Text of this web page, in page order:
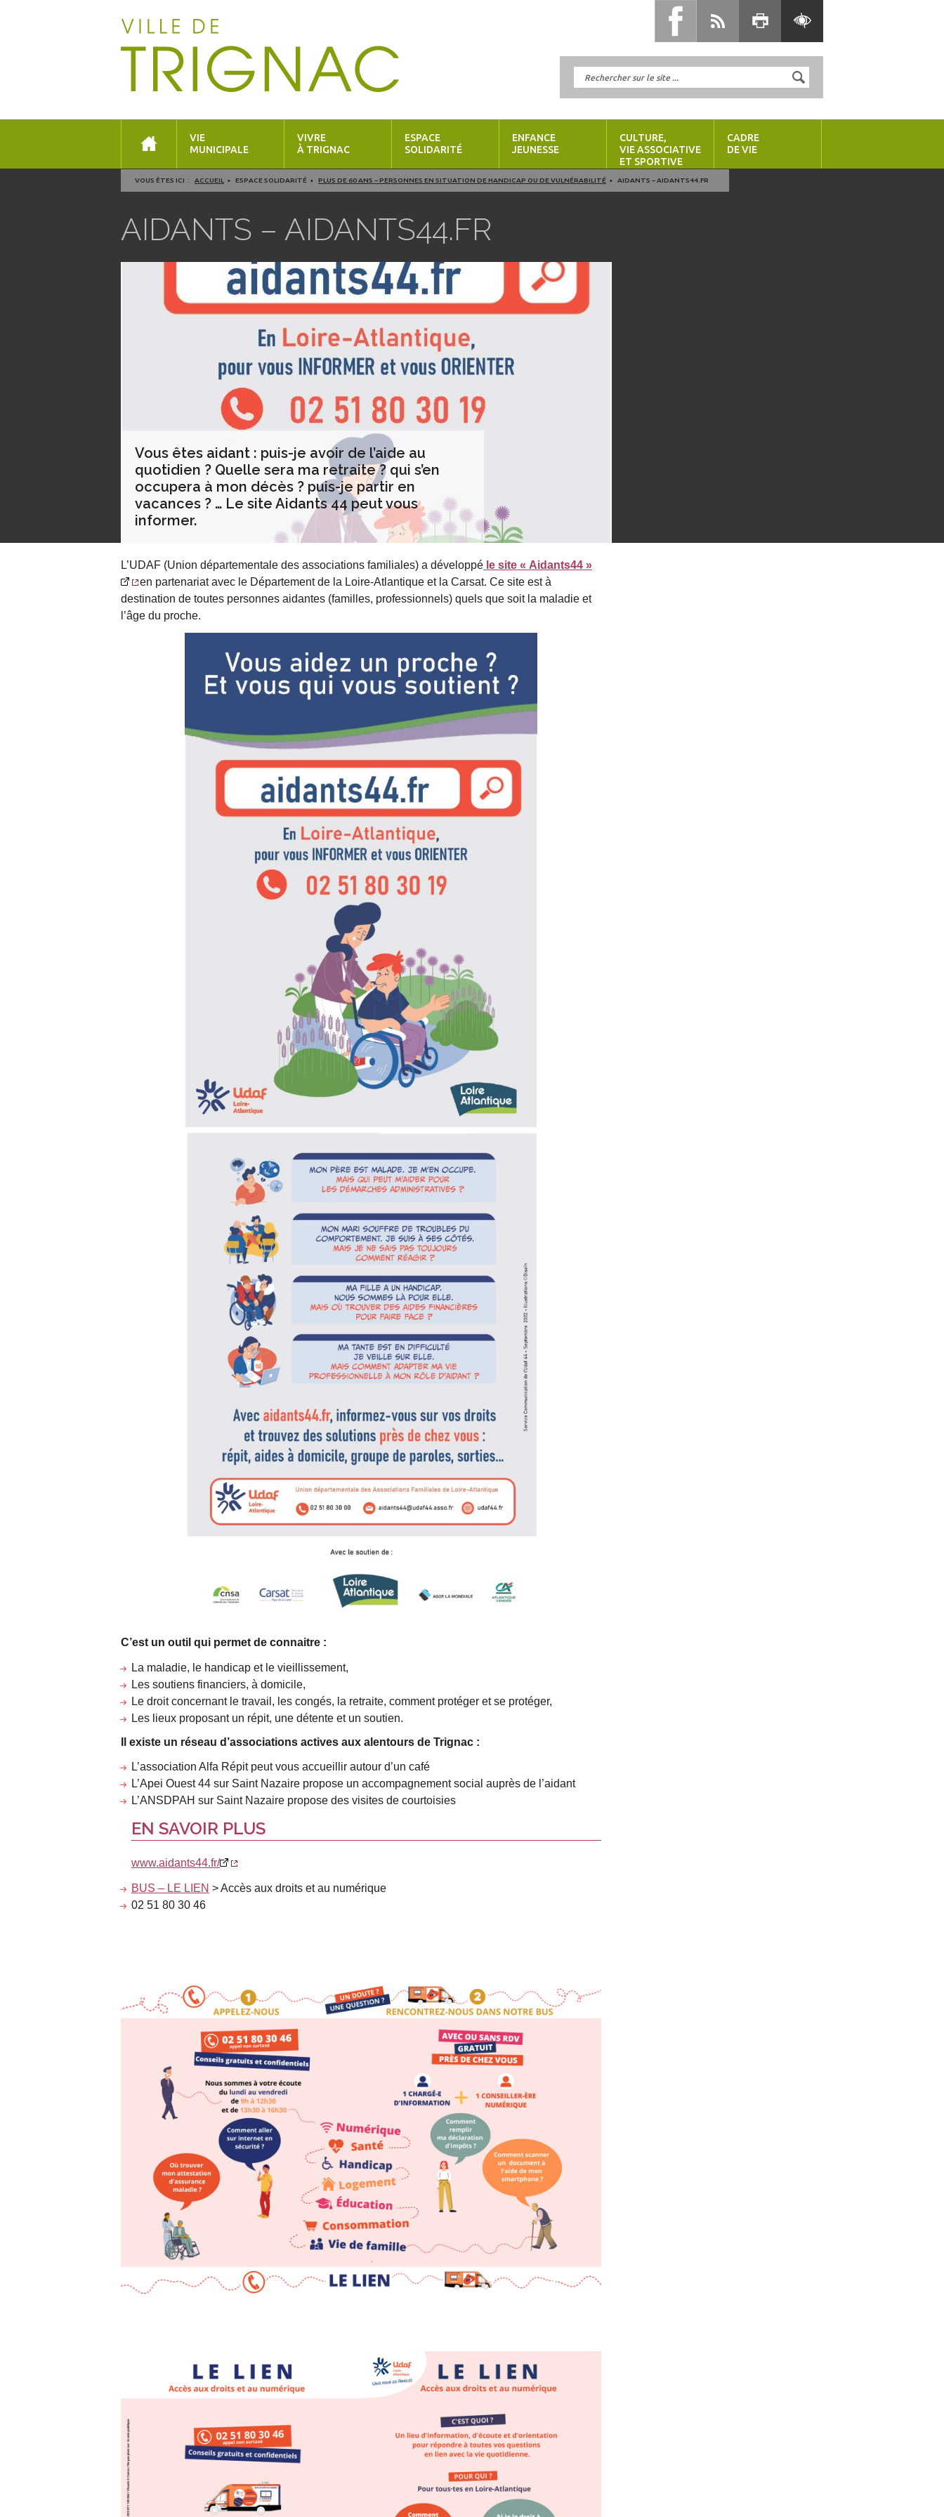
VIE
MUNICIPALE
VIVRE
À TRIGNAC
ESPACE
SOLIDARITÉ
ENFANCE
JEUNESSE
CULTURE,
VIE ASSOCIATIVE
ET SPORTIVE
CADRE
DE VIE
VOUS ÊTES ICI : ACCUEIL ESPACE SOLIDARITÉ PLUS DE 60 ANS – PERSONNES EN SITUATION DE HANDICAP OU DE VULNÉRABILITÉ AIDANTS – AIDANTS44.FR
AIDANTS – AIDANTS44.FR
Vous êtes aidant : puis-je avoir de l’aide au
quotidien ? Quelle sera ma retraite ? qui s’en
occupera à mon décès ? puis-je partir en
vacances ? … Le site Aidants 44 peut vous
informer.
L’UDAF (Union départementale des associations familiales) a développé le site « Aidants44 »
en partenariat avec le Département de la Loire-Atlantique et la Carsat. Ce site est à
destination de toutes personnes aidantes (familles, professionnels) quels que soit la maladie et
l’âge du proche.
C’est un outil qui permet de connaitre :
La maladie, le handicap et le vieillissement,
Les soutiens financiers, à domicile,
Le droit concernant le travail, les congés, la retraite, comment protéger et se protéger,
Les lieux proposant un répit, une détente et un soutien.
Il existe un réseau d’associations actives aux alentours de Trignac :
L’association Alfa Répit peut vous accueillir autour d’un café
L’Apei Ouest 44 sur Saint Nazaire propose un accompagnement social auprès de l’aidant
L’ANSDPAH sur Saint Nazaire propose des visites de courtoisies
EN SAVOIR PLUS
www.aidants44.fr/
BUS – LE LIEN > Accès aux droits et au numérique
02 51 80 30 46